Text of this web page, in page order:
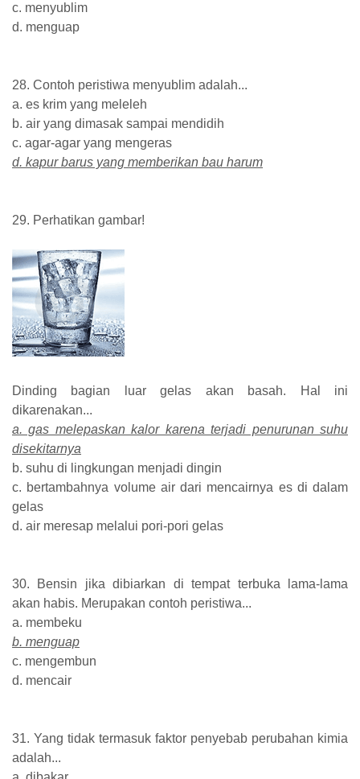
c. menyublim
d. menguap
28. Contoh peristiwa menyublim adalah...
a. es krim yang meleleh
b. air yang dimasak sampai mendidih
c. agar-agar yang mengeras
d. kapur barus yang memberikan bau harum
29. Perhatikan gambar!
Dinding bagian luar gelas akan basah. Hal ini
dikarenakan...
a. gas melepaskan kalor karena terjadi penurunan suhu
disekitarnya
b. suhu di lingkungan menjadi dingin
c. bertambahnya volume air dari mencairnya es di dalam
gelas
d. air meresap melalui pori-pori gelas
30. Bensin jika dibiarkan di tempat terbuka lama-lama
akan habis. Merupakan contoh peristiwa...
a. membeku
b. menguap
c. mengembun
d. mencair
31. Yang tidak termasuk faktor penyebab perubahan kimia
adalah...